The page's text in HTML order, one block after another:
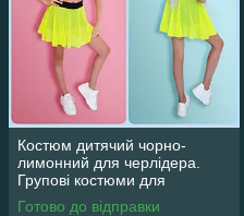
Костюм дитячий чорно-
лимонний для черлідера.
Групові костюми для
черлідінгу
Готово до відправки